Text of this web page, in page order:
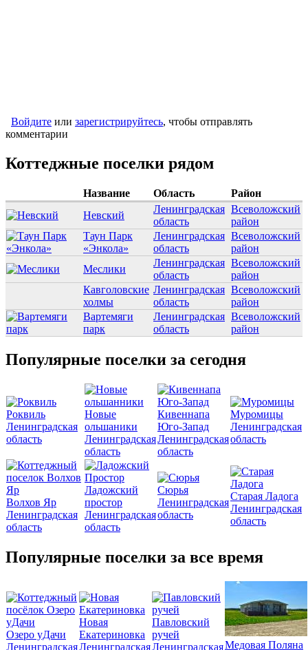
Войдите или зарегистрируйтесь, чтобы отправлять
комментарии
Коттеджные поселки рядом
Название Область
Район
Невский
Ленинградская
область
Всеволожский
район
Таун Парк
«Энкола»
Ленинградская
область
Всеволожский
район
Меслики
Ленинградская
область
Всеволожский
район
Кавголовские
холмы
Ленинградская
область
Всеволожский
район
Вартемяги
парк
Ленинградская
область
Всеволожский
район
Популярные поселки за сегодня
Роквиль
Ленинградская
область
Новые
ольшаники
Ленинградская
область
Кивеннапа
Юго-Запад
Ленинградская
область
Муромицы
Ленинградская
область
Волхов Яр
Ленинградская
область
Ладожский
простор
Ленинградская
область
Сюрья
Ленинградская
область
Старая Ладога
Ленинградская
область
Популярные поселки за все время
Озеро уДачи
Ленинградская
Новая
Екатериновка
Ленинградская
Павловский
ручей
ЛенинградскаяМедовая Поляна